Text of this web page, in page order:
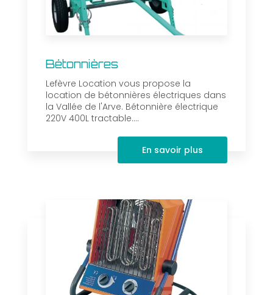
Bétonnières
Lefèvre Location vous propose la
location de bétonnières électriques dans
la Vallée de l'Arve. Bétonnière électrique
220V 400L tractable....
En savoir plus